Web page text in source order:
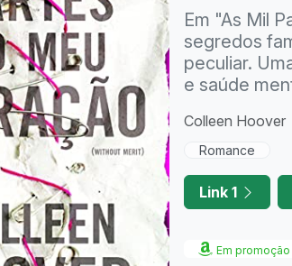
Em "As Mil
segredos
peculiar.
e saúde
Colleen Hoover
Romance
Link 1
Em promoção